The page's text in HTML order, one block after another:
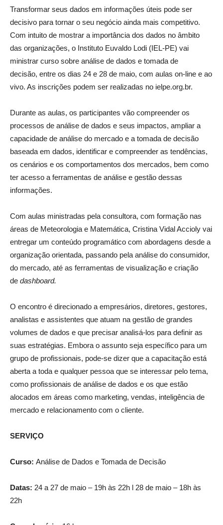
Transformar seus dados em informações úteis pode ser
decisivo para tornar o seu negócio ainda mais competitivo.
Com intuito de mostrar a importância dos dados no âmbito
das organizações, o Instituto Euvaldo Lodi (IEL-PE) vai
ministrar curso sobre análise de dados e tomada de
decisão, entre os dias 24 e 28 de maio, com aulas on-line e ao
vivo. As inscrições podem ser realizadas no ielpe.org.br.
Durante as aulas, os participantes vão compreender os
processos de análise de dados e seus impactos, ampliar a
capacidade de análise do mercado e a tomada de decisão
baseada em dados, identificar e compreender as tendências,
os cenários e os comportamentos dos mercados, bem como
ter acesso a ferramentas de análise e gestão dessas
informações.
Com aulas ministradas pela consultora, com formação nas
áreas de Meteorologia e Matemática, Cristina Vidal Accioly vai
entregar um conteúdo programático com abordagens desde a
organização orientada, passando pela análise do consumidor,
do mercado, até as ferramentas de visualização e criação
de dashboard.
O encontro é direcionado a empresários, diretores, gestores,
analistas e assistentes que atuam na gestão de grandes
volumes de dados e que precisar analisá-los para definir as
suas estratégias. Embora o assunto seja específico para um
grupo de profissionais, pode-se dizer que a capacitação está
aberta a toda e qualquer pessoa que se interessar pelo tema,
como profissionais de análise de dados e os que estão
alocados em áreas como marketing, vendas, inteligência de
mercado e relacionamento com o cliente.
SERVIÇO
Curso: Análise de Dados e Tomada de Decisão
Datas: 24 a 27 de maio – 19h às 22h l 28 de maio – 18h às
22h